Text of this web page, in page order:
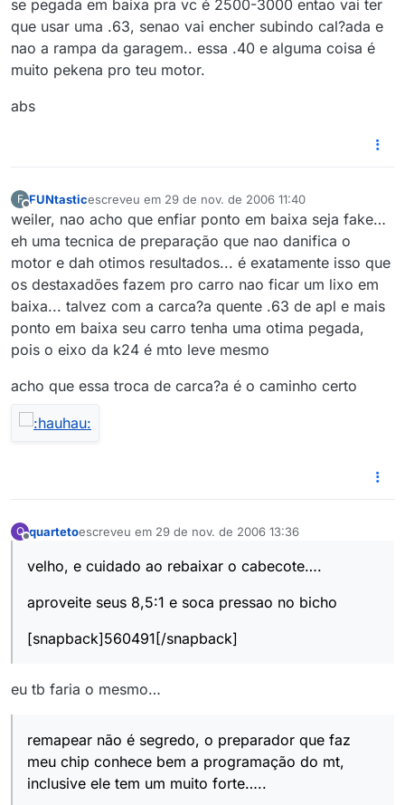
se pegada em baixa pra vc é 2500-3000 entao vai ter
que usar uma .63, senao vai encher subindo cal?ada e
nao a rampa da garagem.. essa .40 e alguma coisa é
muito pekena pro teu motor.
abs
F
Offline
FUNtasticescreveu em 29 de nov. de 2006 11:40
última edição por
weiler, nao acho que enfiar ponto em baixa seja fake…
eh uma tecnica de preparação que nao danifica o
motor e dah otimos resultados... é exatamente isso que
os destaxadões fazem pro carro nao ficar um lixo em
baixa... talvez com a carca?a quente .63 de apl e mais
ponto em baixa seu carro tenha uma otima pegada,
pois o eixo da k24 é mto leve mesmo
acho que essa troca de carca?a é o caminho certo
Q quartetoescreveu em 29 de nov. de 2006 13:36
última edição por
velho, e cuidado ao rebaixar o cabecote….
aproveite seus 8,5:1 e soca pressao no bicho
[snapback]560491[/snapback]
eu tb faria o mesmo…
remapear não é segredo, o preparador que faz
meu chip conhece bem a programação do mt,
inclusive ele tem um muito forte…..